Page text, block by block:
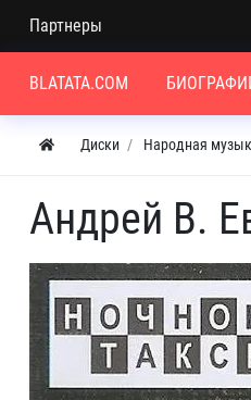
Партнеры
BLATATA.COM
Диски Народная
Андрей В.